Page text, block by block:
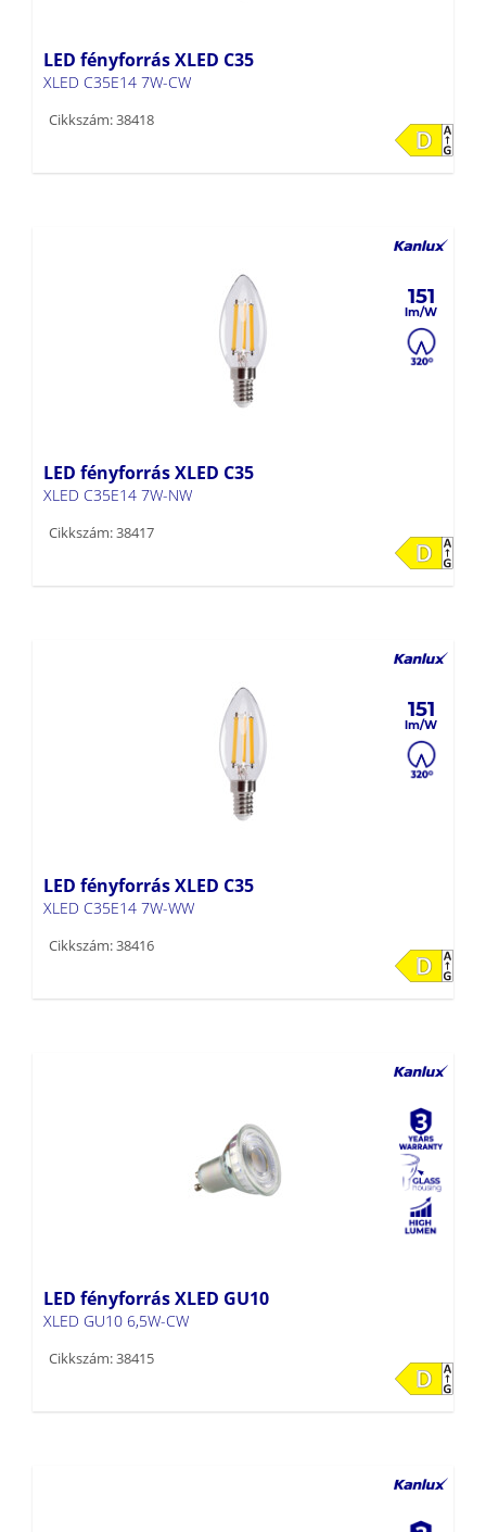
LED fényforrás XLED C35
XLED C35E14 7W-CW
Cikkszám: 38418
151
LED fényforrás XLED C35
XLED C35E14 7W-NW
Cikkszám: 38417
151
LED fényforrás XLED C35
XLED C35E14 7W-WW
Cikkszám: 38416
LED fényforrás XLED GU10
XLED GU10 6,5W-CW
Cikkszám: 38415